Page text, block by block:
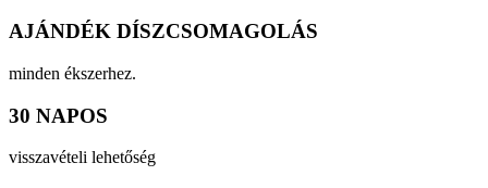
AJÁNDÉK DÍSZCSOMAGOLÁS
minden ékszerhez.
30 NAPOS
visszavételi lehetőség